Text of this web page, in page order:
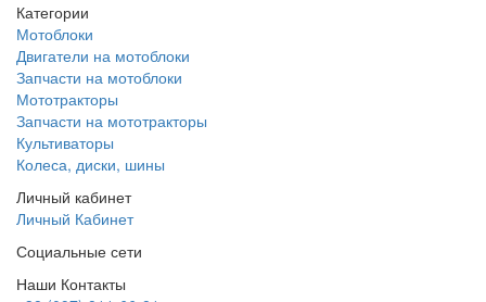
Категории
Мотоблоки
Двигатели на мотоблоки
Запчасти на мотоблоки
Мототракторы
Запчасти на мототракторы
Культиваторы
Колеса, диски, шины
Личный кабинет
Личный Кабинет
Социальные сети
Наши Контакты